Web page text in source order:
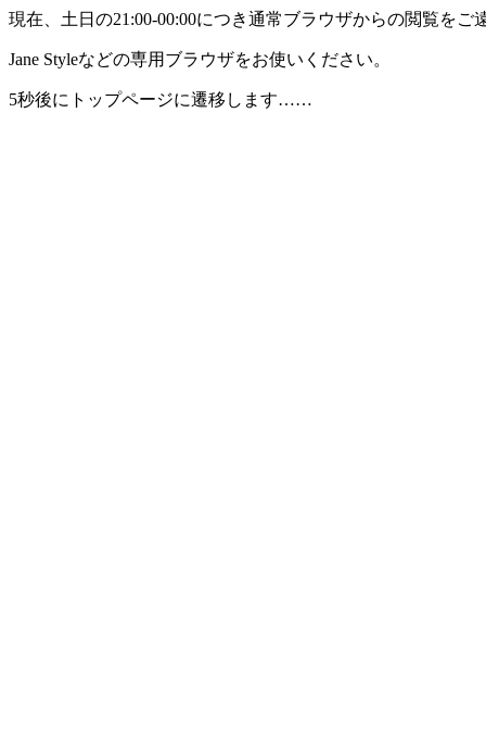
現在、土日の21:00-00:00につき通常ブラウザからの閲覧をご
Jane Styleなどの専用ブラウザをお使いください。
5秒後にトップページに遷移します……